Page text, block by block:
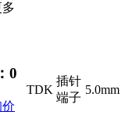
0
TDK
插针
端子
5.0mm